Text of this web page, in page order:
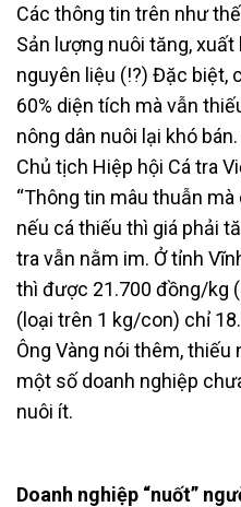
Các thông tin trên như
Sản lượng nuôi tăng,
nguyên liệu (!?) Đặc biệt,
60% diện tích mà vẫn
nông dân nuôi lại khó
Chủ tịch Hiệp hội Cá tra
“Thông tin mâu thuẫn
nếu cá thiếu thì giá phải
tra vẫn nằm im. Ở tỉnh
thì được 21.700 đồng/kg
(loại trên 1 kg/con) chỉ
Ông Vàng nói thêm,
một số doanh nghiệp
nuôi ít.
Doanh nghiệp “nuốt”